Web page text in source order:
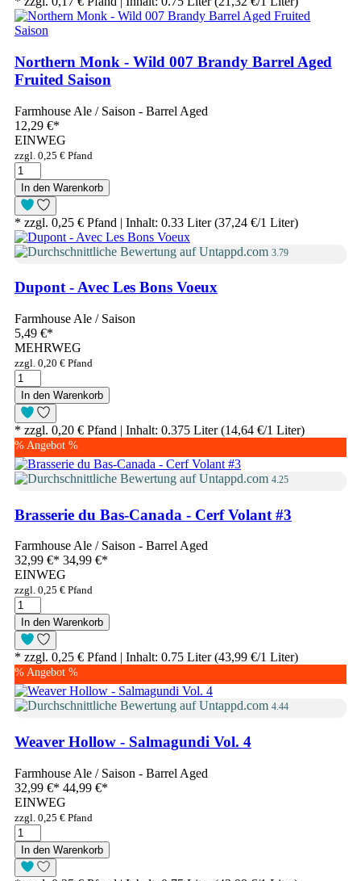
Northern Monk - Wild 007 Brandy Barrel Aged
Fruited Saison
Farmhouse Ale / Saison - Barrel Aged
12,29 €*
EINWEG
zzgl. 0,25 € Pfand
In den Warenkorb
* zzgl. 0,25 € Pfand | Inhalt: 0.33 Liter (37,24 €/1 Liter)
3.79
Dupont - Avec Les Bons Voeux
Farmhouse Ale / Saison
5,49 €*
MEHRWEG
zzgl. 0,20 € Pfand
In den Warenkorb
* zzgl. 0,20 € Pfand | Inhalt: 0.375 Liter (14,64 €/1 Liter)
% Angebot %
4.25
Brasserie du Bas-Canada - Cerf Volant #3
Farmhouse Ale / Saison - Barrel Aged
32,99 €* 34,99 €*
EINWEG
zzgl. 0,25 € Pfand
In den Warenkorb
* zzgl. 0,25 € Pfand | Inhalt: 0.75 Liter (43,99 €/1 Liter)
% Angebot %
4.44
Weaver Hollow - Salmagundi Vol. 4
Farmhouse Ale / Saison - Barrel Aged
32,99 €* 44,99 €*
EINWEG
zzgl. 0,25 € Pfand
In den Warenkorb